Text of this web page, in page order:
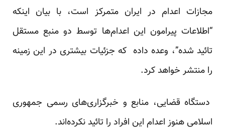
مجازات اعدام در ایران متمرکز است، با بیان اینکه
“اطلاعات پیرامون این اعدام‌ها توسط دو منبع مستقل
تائید شده”، وعده داده که جزئیات بیشتری در این زمینه
را منتشر خواهد کرد.
دستگاه قضایی، منابع و خبرگزاری‌های رسمی جمهوری
اسلامی هنوز اعدام این افراد را تائید نکرده‌اند.